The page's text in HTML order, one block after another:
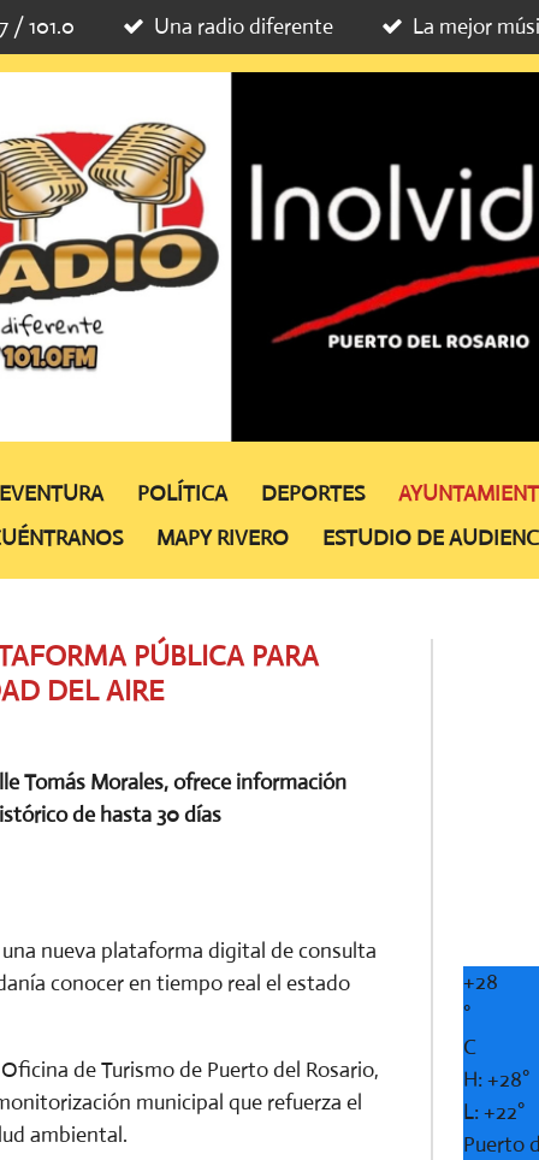
/ 101.0 Una radio diferente La mejor
POLÍTICA DEPORTES
MAPY RIVERO ESTUDIO DE
PÚBLICA PARA
DEL AIRE
Tomás Morales, ofrece información
de hasta 30 días
nueva plataforma digital de consulta
conocer en tiempo real el estado
de Turismo de Puerto del Rosario,
municipal que refuerza el
ambiental.
+28
°
C
H:+28°
L:+22°
Puerto